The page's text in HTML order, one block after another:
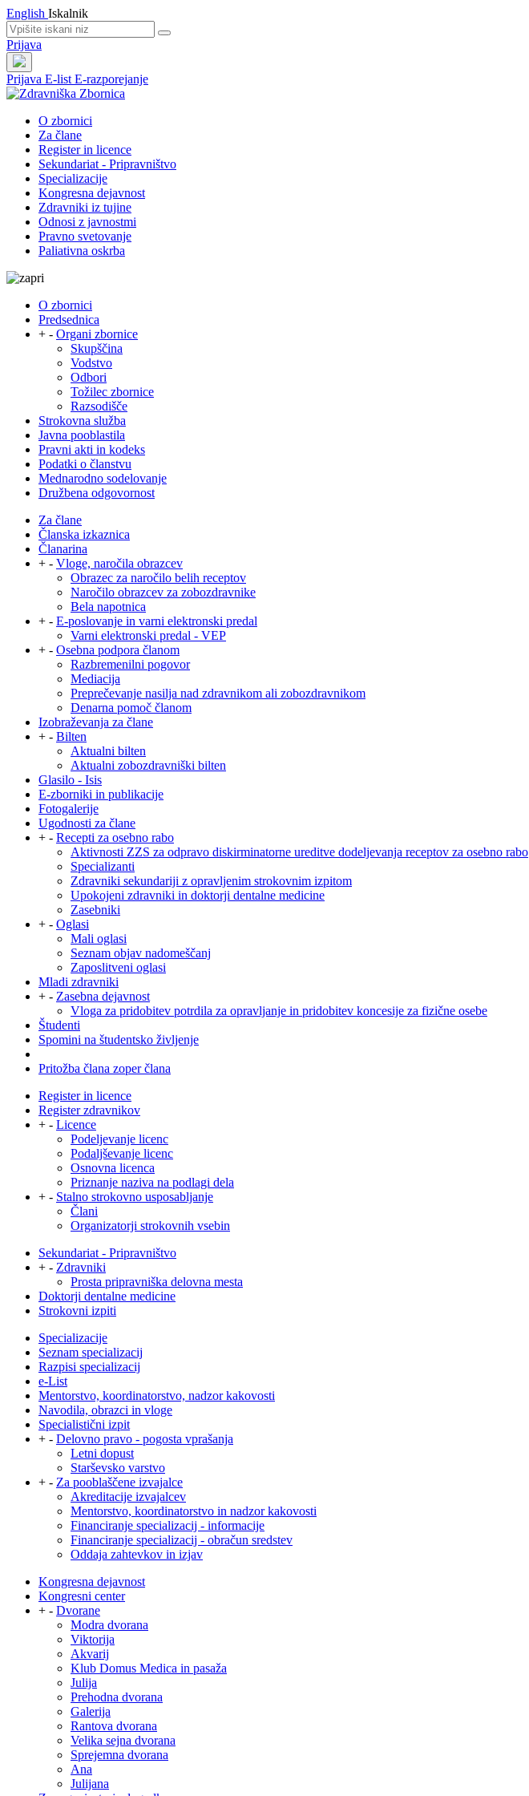
English Iskalnik
Prijava
Prijava E-list E-razporejanje
O zbornici
Za člane
Register in licence
Sekundariat - Pripravništvo
Specializacije
Kongresna dejavnost
Zdravniki iz tujine
Odnosi z javnostmi
Pravno svetovanje
Paliativna oskrba
O zbornici
Predsednica
+ - Organi zbornice
Skupščina
Vodstvo
Odbori
Tožilec zbornice
Razsodišče
Strokovna služba
Javna pooblastila
Pravni akti in kodeks
Podatki o članstvu
Mednarodno sodelovanje
Družbena odgovornost
Za člane
Članska izkaznica
Članarina
+ - Vloge, naročila obrazcev
Obrazec za naročilo belih receptov
Naročilo obrazcev za zobozdravnike
Bela napotnica
+ - E-poslovanje in varni elektronski predal
Varni elektronski predal - VEP
+ - Osebna podpora članom
Razbremenilni pogovor
Mediacija
Preprečevanje nasilja nad zdravnikom ali zobozdravnikom
Denarna pomoč članom
Izobraževanja za člane
+ - Bilten
Aktualni bilten
Aktualni zobozdravniški bilten
Glasilo - Isis
E-zborniki in publikacije
Fotogalerije
Ugodnosti za člane
+ - Recepti za osebno rabo
Aktivnosti ZZS za odpravo diskirminatorne ureditve dodeljevanja receptov za osebno rabo
Specializanti
Zdravniki sekundariji z opravljenim strokovnim izpitom
Upokojeni zdravniki in doktorji dentalne medicine
Zasebniki
+ - Oglasi
Mali oglasi
Seznam objav nadomeščanj
Zaposlitveni oglasi
Mladi zdravniki
+ - Zasebna dejavnost
Vloga za pridobitev potrdila za opravljanje in pridobitev koncesije za fizične osebe
Študenti
Spomini na študentsko življenje
Pritožba člana zoper člana
Register in licence
Register zdravnikov
+ - Licence
Podeljevanje licenc
Podaljševanje licenc
Osnovna licenca
Priznanje naziva na podlagi dela
+ - Stalno strokovno usposabljanje
Člani
Organizatorji strokovnih vsebin
Sekundariat - Pripravništvo
+ - Zdravniki
Prosta pripravniška delovna mesta
Doktorji dentalne medicine
Strokovni izpiti
Specializacije
Seznam specializacij
Razpisi specializacij
e-List
Mentorstvo, koordinatorstvo, nadzor kakovosti
Navodila, obrazci in vloge
Specialistični izpit
+ - Delovno pravo - pogosta vprašanja
Letni dopust
Starševsko varstvo
+ - Za pooblaščene izvajalce
Akreditacije izvajalcev
Mentorstvo, koordinatorstvo in nadzor kakovosti
Financiranje specializacij - informacije
Financiranje specializacij - obračun sredstev
Oddaja zahtevkov in izjav
Kongresna dejavnost
Kongresni center
+ - Dvorane
Modra dvorana
Viktorija
Akvarij
Klub Domus Medica in pasaža
Julija
Prehodna dvorana
Galerija
Rantova dvorana
Velika sejna dvorana
Sprejemna dvorana
Ana
Julijana